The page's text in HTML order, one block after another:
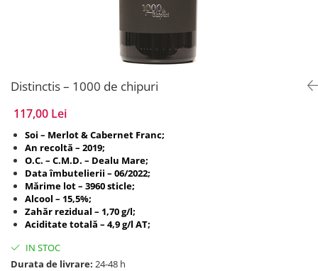
Distinctis – 1000 de chipuri
117,00 Lei
Soi – Merlot & Cabernet Franc;
An recoltă – 2019;
O.C. – C.M.D. – Dealu Mare;
Data îmbutelierii – 06/2022;
Mărime lot – 3960 sticle;
Alcool – 15,5%;
Zahăr rezidual – 1,70 g/l;
Aciditate totală – 4,9 g/l AT;
IN STOC
Durata de livrare: 24-48 h